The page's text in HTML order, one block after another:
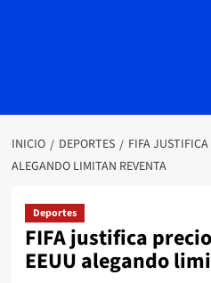
INICIO DEPORTES
FIFA
ALEGANDO LIMITAN REVENTA
Deportes
FIFA justifica
EEUU alegando